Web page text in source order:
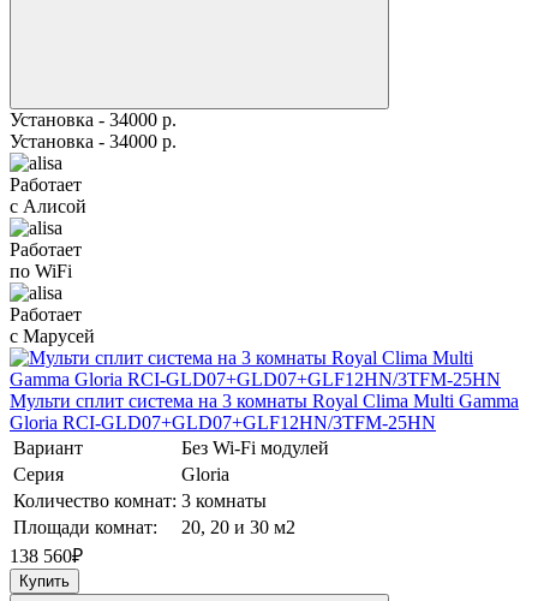
Установка - 34000 р.
Установка - 34000 р.
Работает
с Алисой
Работает
по WiFi
Работает
с Марусей
Мульти сплит система на 3 комнаты Royal Clima Multi Gamma
Gloria RCI-GLD07+GLD07+GLF12HN/3TFM-25HN
Вариант
Без Wi-Fi модулей
Серия
Gloria
Количество комнат: 3 комнаты
Площади комнат:
20, 20 и 30 м2
138 560₽
Купить